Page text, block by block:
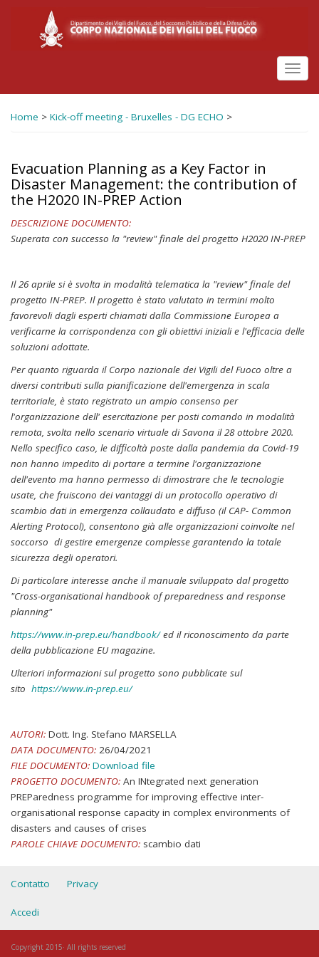
contenuto
Home > Kick-off meeting - Bruxelles - DG ECHO >
Evacuation Planning as a Key Factor in
Disaster Management: the contribution of
the H2020 IN-PREP Action
DESCRIZIONE DOCUMENTO:
Superata con successo la "review" finale del progetto H2020 IN-PREP
Il 26 aprile si è svolta in modalità telematica la "review" finale del
progetto IN-PREP. Il progetto è stato valutato in termini molto
favorevoli dagli esperti chiamati dalla Commissione Europea a
verificarne la corrispondenza con gli obiettivi iniziali e l'efficacia delle
soluzioni adottate.
Per quanto riguarda il Corpo nazionale dei Vigili del Fuoco oltre a
diversi contributi sulla pianificazione dell'emergenza in scala
territoriale, è stato registrato un ampio consenso per
l'organizzazione dell' esercitazione per posti comando in modalità
remota, svolta nello scenario virtuale di Savona il 28 ottobre 2020.
Nello specifico caso, le difficoltà poste dalla pandemia da Covid-19
non hanno impedito di portare a termine l'organizzazione
dell'evento ma hanno permesso di dimostrare che le tecnologie
usate, che fruiscono dei vantaggi di un protocollo operativo di
scambio dati in emergenza collaudato e diffuso (il CAP- Common
Alerting Protocol), consentono già alle organizzazioni coinvolte nel
soccorso di gestire emergenze complesse garantendo la totale
sicurezza degli operatori.
Di particolare interesse anche il manuale sviluppato dal progetto
"Cross-organisational handbook of preparedness and response
planning"
https://www.in-prep.eu/handbook/ed il riconoscimento da parte
della pubblicazione EU magazine.
Ulteriori informazioni sul progetto sono pubblicate sul
sito https://www.in-prep.eu/
AUTORI: Dott. Ing. Stefano MARSELLA
DATA DOCUMENTO: 26/04/2021
FILE DOCUMENTO: Download file
PROGETTO DOCUMENTO: An INtegrated next generation
PREParedness programme for improving effective inter-
organisational response capacity in complex environments of
disasters and causes of crises
PAROLE CHIAVE DOCUMENTO: scambio dati
Contatto Privacy
Accedi
Copyright 2015· All rights reserved